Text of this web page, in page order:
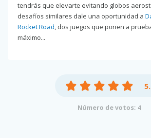
tendrás que elevarte evitando globos
desafíos similares dale una oportunidad a
Rocket Road, dos juegos que ponen a
máximo...
Número de votos: 4